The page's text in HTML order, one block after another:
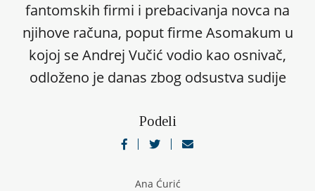
fantomskih firmi i prebacivanja novca na
njihove računa, poput firme Asomakum u
kojoj se Andrej Vučić vodio kao osnivač,
odloženo je danas zbog odsustva sudije
Podeli
Ana Ćurić